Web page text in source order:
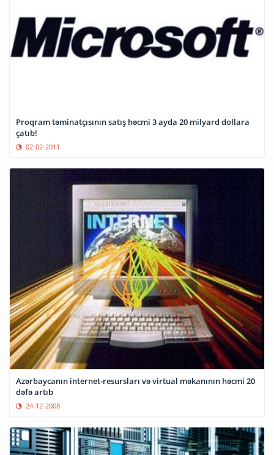
Proqram təminatçısının satış həcmi 3 ayda 20 milyard dollara
çatıb!
02-02-2011
Azərbaycanın internet-resursları və virtual məkanının həcmi 20
dəfə artıb
24-12-2008